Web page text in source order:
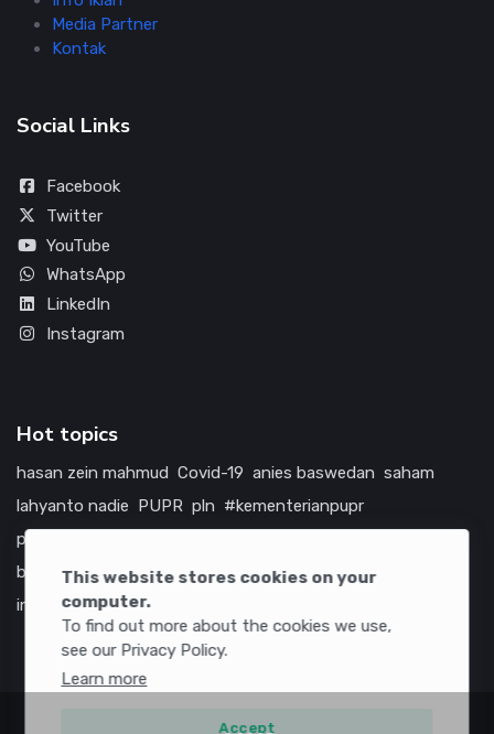
This website stores cookies on your
computer.
To find out more about the cookies we use,
see our Privacy Policy.
Learn more
Accept
Media Partner
Kontak
Social Links
Facebook
Twitter
YouTube
WhatsApp
LinkedIn
Instagram
Hot topics
hasan zein mahmud Covid-19 anies baswedan saham
lahyanto nadie PUPR pln #kementerianpupr
prabowo subianto
bumn
jasa marga jtts china tol amerika serikat
infrastruktur